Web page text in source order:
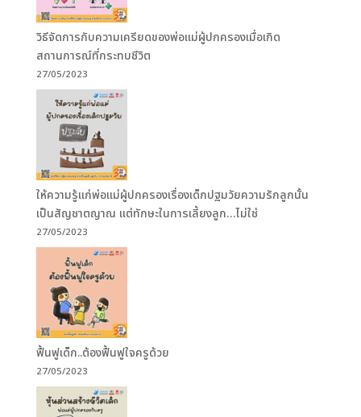
วิธีจัดการกับความเครียดของพ่อแม่ผู้ปกครองเมื่อเกิด
สถานการณ์ที่กระทบชีวิต
27/05/2023
ให้ความรู้แก่พ่อแม่ผู้ปกครองเรื่องเด็กปฐมวัยความรักลูกนั้น
เป็นสัญชาตญาณ แต่ทักษะในการเลี้ยงลูก…ไม่ใช่
27/05/2023
ฟื้นฟูเด็ก..ต้องฟื้นฟูใจครูด้วย
27/05/2023